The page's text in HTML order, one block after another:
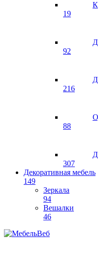
19
92
216
88
307
Декоративная мебель
149
Зеркала
94
Вешалки
46